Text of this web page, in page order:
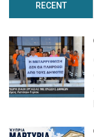
RECENT